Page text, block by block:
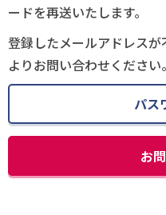
ードを再送いたします。
登録したメールアドレス
よりお問い合わせください。
パス
お